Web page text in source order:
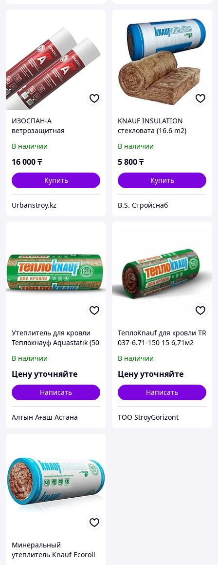
ИЗОСПАН-А
ветрозащитная
мембрана, 70кв.м.
В наличии
16 000₸
Купить
Urbanstroy.kz
KNAUF INSULATION
стекловата (16.6 m2)
В наличии
5 800₸
Купить
B.S. Стройснаб
Утеплитель для кровли
Теплокнауф Aquastatik (50
15
В наличии
Цену уточняйте
Написать
Алтын Ағаш Астана
ТеплоKnauf для кровли TR
037-6.71-150 15 6,71м2
В наличии
Цену уточняйте
Написать
ТОО StroyGorizont
Минеральный
утеплитель Knauf Ecoroll